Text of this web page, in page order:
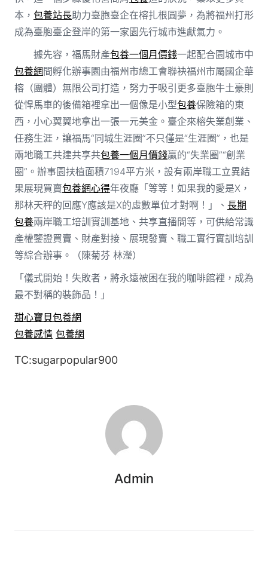
本， 包養站長助力臺胞臺企在榕扎根圓夢，為將福州打形
成為臺胞臺企登岸的第一家園先行城市進獻氣力。
據先容，福馬財產包養一個月價錢一起配合園城市中
包養網間孵化辦事園由福州市總工會聯袂福州市屬國企華
榕（團體）無限公司打造，努力于吸引更多臺胞牛土豪則
從悍馬車的後備箱裡拿出一個像是小型包養保險箱的東
西，小心翼翼地拿出一張一元美金。臺企來榕失業創業、
任務生涯，讓福馬“同城生涯圈”不只僅是“生涯圈”，也是
兩地職工共建共享共包養一個月價錢贏的“失業圈”“創業
圈”。辦事園扶植面積7194平方米，設有兩岸職工立異結
果展現買賣包養網心得年夜廳「等等！如果我的愛是X，
那林天秤的回應Y應該是X的虛數單位才對啊！」、 長期
包養兩岸職工培訓實訓基地、共享直播間等，可供給常識
產權鑒證買賣、財產對接、展現發賣、職工實行實訓培訓
等綜合辦事。（陳菊芬 林瀅）
「儀式開始！失敗者，將永遠被困在我的咖啡館裡，成為
最不對稱的裝飾品！」
甜心寶貝包養網
包養感情 包養網
TC:sugarpopular900
Admin